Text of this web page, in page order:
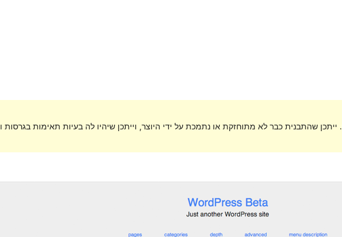
. ייתכן שהתבנית כבר לא מתוחזקת או נתמכת על ידי היוצר, וייתכן שיהיו לה בעיות תאימות בגרסות